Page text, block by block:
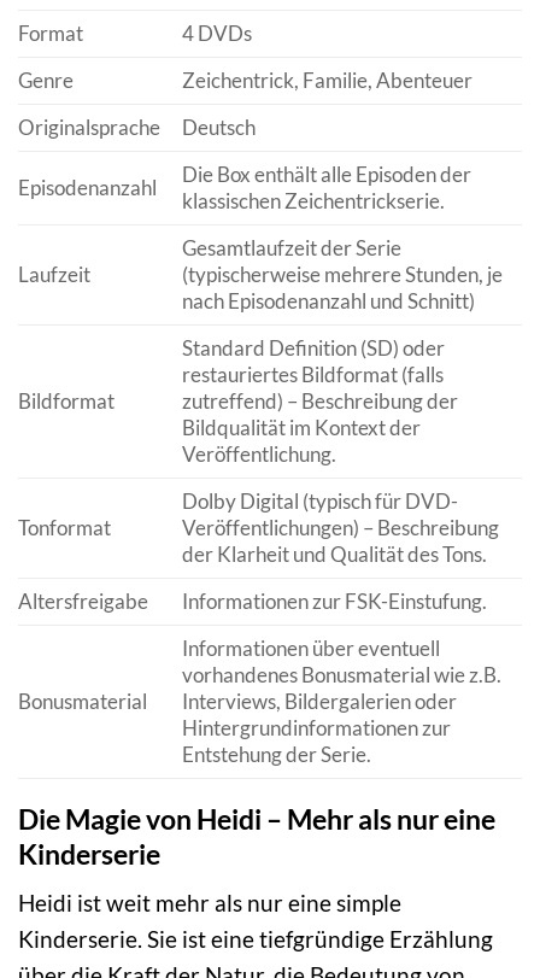
Format
4 DVDs
Genre
Zeichentrick, Familie, Abenteuer
Originalsprache
Deutsch
Episodenanzahl
Die Box enthält alle Episoden der
klassischen Zeichentrickserie.
Laufzeit
Gesamtlaufzeit der Serie
(typischerweise mehrere Stunden, je
nach Episodenanzahl und Schnitt)
Bildformat
Standard Definition (SD) oder
restauriertes Bildformat (falls
zutreffend) – Beschreibung der
Bildqualität im Kontext der
Veröffentlichung.
Tonformat
Dolby Digital (typisch für DVD-
Veröffentlichungen) – Beschreibung
der Klarheit und Qualität des Tons.
Altersfreigabe
Informationen zur FSK-Einstufung.
Bonusmaterial
Informationen über eventuell
vorhandenes Bonusmaterial wie z.B.
Interviews, Bildergalerien oder
Hintergrundinformationen zur
Entstehung der Serie.
Die Magie von Heidi – Mehr als nur eine
Kinderserie
Heidi ist weit mehr als nur eine simple
Kinderserie. Sie ist eine tiefgründige Erzählung